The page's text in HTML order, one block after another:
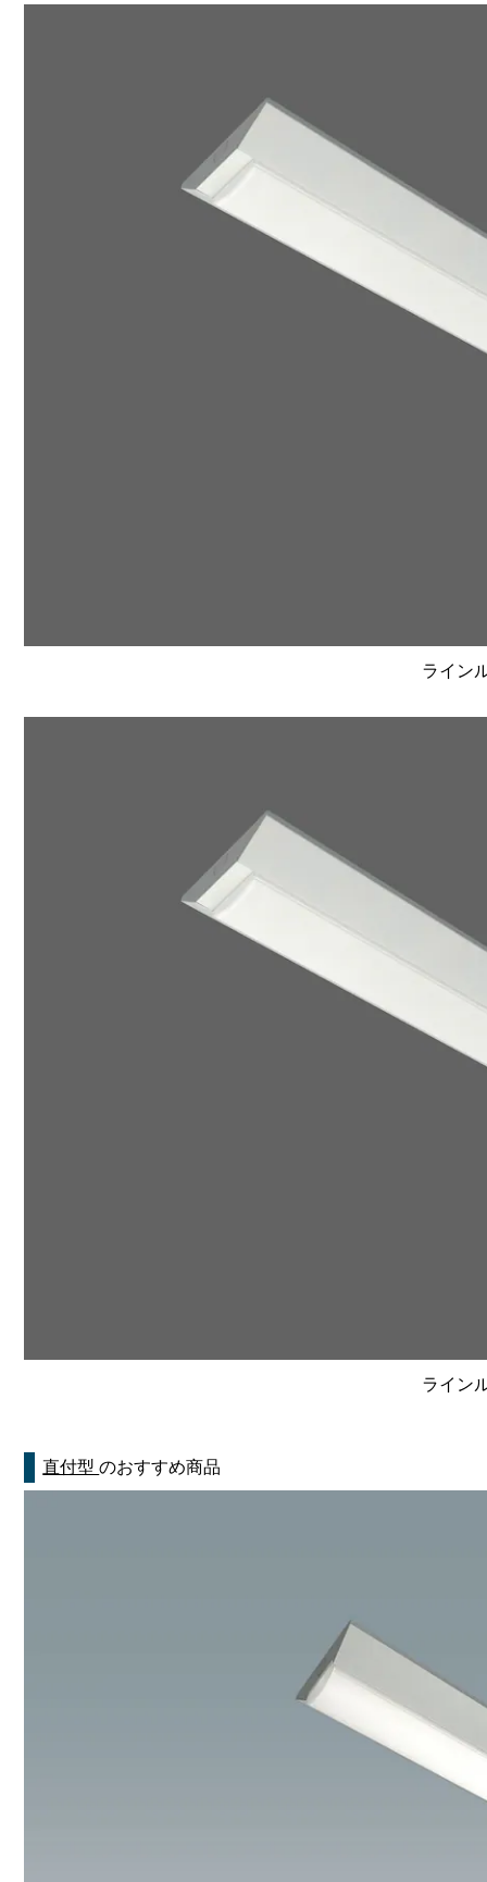
ライン
ライン
直付型のおすすめ商品